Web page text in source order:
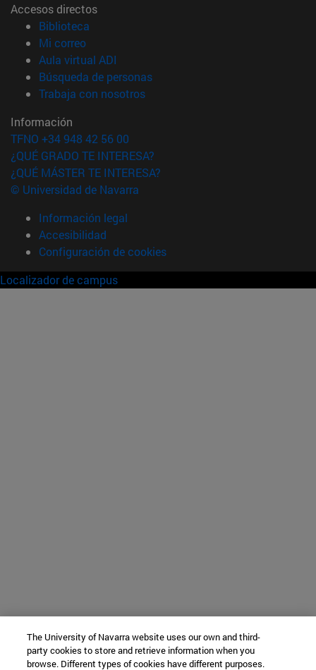
Accesos directos
Biblioteca
Mi correo(abre en nueva ventana)
Aula virtual ADI
Búsqueda de personas(abre en nueva ventana)
Trabaja con nosotros(abre en nueva ventana)
Información
TFNO +34 948 42 56 00
¿QUÉ GRADO TE INTERESA?
¿QUÉ MÁSTER TE INTERESA?
© Universidad de Navarra
Información legal
Accesibilidad
Configuración de cookies
Localizador de campus
The University of Navarra website uses our own and third-
party cookies to store and retrieve information when you
browse. Different types of cookies have different purposes.